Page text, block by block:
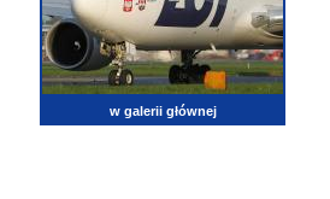
w galerii głównej